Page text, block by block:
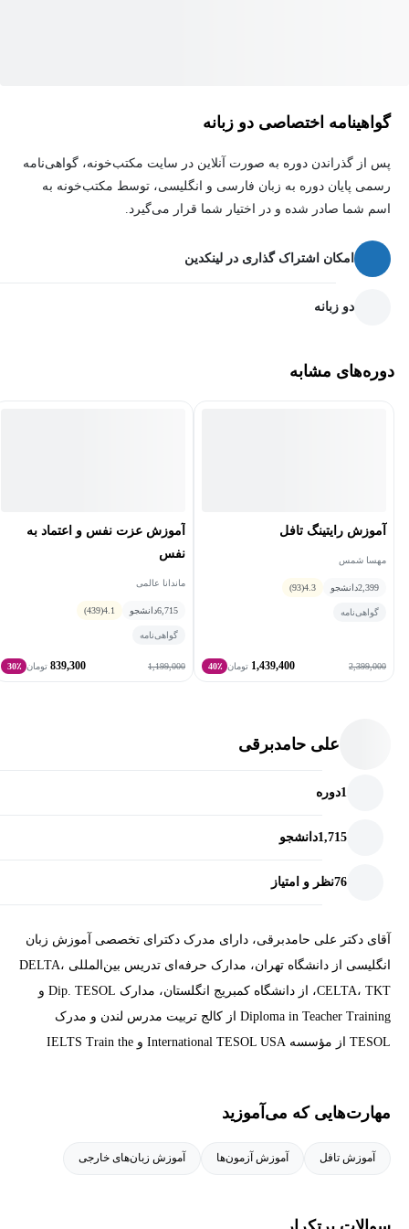
گواهینامه اختصاصی دو زبانه
پس از گذراندن دوره به صورت آنلاین در سایت مکتب‌خونه، گواهی‌نامه
رسمی پایان دوره به زبان فارسی و انگلیسی، توسط مکتب‌خونه به
اسم شما صادر شده و در اختیار شما قرار می‌گیرد.
امکان اشتراک گذاری در لینکدین
دو زبانه
دوره‌های مشابه
آموزش رایتینگ تافل
مهسا شمس
2,399دانشجو 4.3
(93)
گواهی‌نامه
2,399,000
1,439,400 تومان 40٪
آموزش عزت نفس و اعتماد به
نفس
ماندانا عالمی
6,715دانشجو 4.1
(439)
گواهی‌نامه
1,199,000
839,300 تومان 30٪
علی حامدبرقی
1دوره
1,715دانشجو
76نظر و امتیاز
آقای دکتر علی حامدبرقی، دارای مدرک دکترای تخصصی آموزش زبان
انگلیسی از دانشگاه تهران، مدارک حرفه‌ای تدریس بین‌المللی DELTA،
CELTA، TKT، از دانشگاه کمبریج انگلستان، مدارک Dip. TESOL و
Diploma in Teacher Training از کالج تربیت مدرس لندن و مدرک
TESOL از مؤسسه International TESOL USA و IELTS Train the
ایشان در حال حاضر، مدرس دانشگاه‌های تهران و علوم پزشکی شهید
International TESOL را در ایران تدریس می‌کنند. ایشان 15 سال
تدریس دروس تخصصی را در دانشگاه دارند و با چند مجله‌ی علمی
مهارت‌هایی که می‌آموزید
آموزش تافل آموزش آزمون‌ها آموزش زبان‌های خارجی